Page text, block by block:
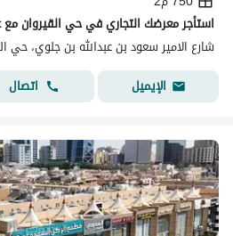
استأجر معرضك التجاري في حي القيروان مع
الإيميل
اتصال